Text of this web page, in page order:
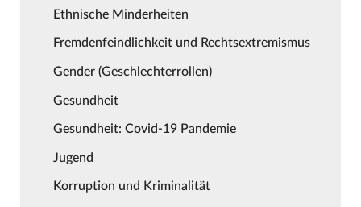
Ethnische Minderheiten
Fremdenfeindlichkeit und Rechtsextremismus
Gender (Geschlechterrollen)
Gesundheit
Gesundheit: Covid-19 Pandemie
Jugend
Korruption und Kriminalität